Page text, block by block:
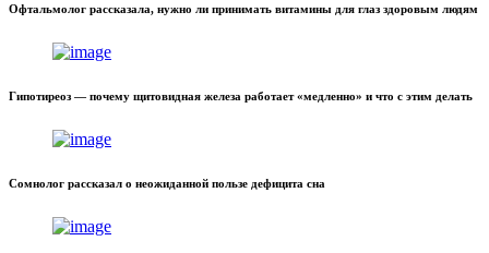
Офтальмолог рассказала, нужно ли принимать витамины для глаз здоровым людям
Гипотиреоз — почему щитовидная железа работает «медленно» и что с этим делать
Сомнолог рассказал о неожиданной пользе дефицита сна